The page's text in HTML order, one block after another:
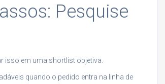
Pesquise
isso em uma shortlist objetiva.
quando o pedido entra na linha de